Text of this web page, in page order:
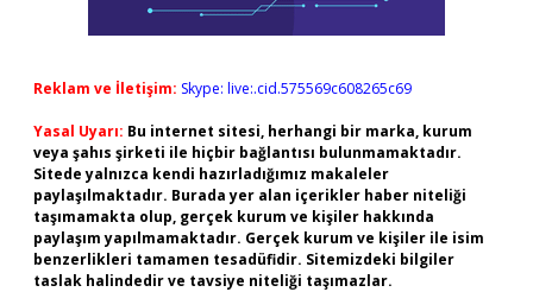
Reklam ve İletişim: Skype: live:.cid.575569c608265c69
Yasal Uyarı: Bu internet sitesi, herhangi bir marka, kurum
veya şahıs şirketi ile hiçbir bağlantısı bulunmamaktadır.
Sitede yalnızca kendi hazırladığımız makaleler
paylaşılmaktadır. Burada yer alan içerikler haber niteliği
taşımamakta olup, gerçek kurum ve kişiler hakkında
paylaşım yapılmamaktadır. Gerçek kurum ve kişiler ile isim
benzerlikleri tamamen tesadüfidir. Sitemizdeki bilgiler
taslak halindedir ve tavsiye niteliği taşımazlar.